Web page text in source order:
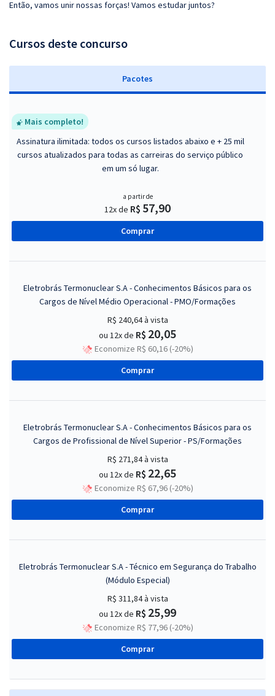
Então, vamos unir nossas forças! Vamos estudar juntos?
Cursos deste concurso
Pacotes
Mais completo!
Assinatura ilimitada: todos os cursos listados abaixo e + 25 mil
cursos atualizados para todas as carreiras do serviço público
em um só lugar.
a partir de
12x de R$ 57,90
Comprar
Eletrobrás Termonuclear S.A - Conhecimentos Básicos para os
Cargos de Nível Médio Operacional - PMO/Formações
R$ 240,64à vista
ou 12x de R$ 20,05
Economize R$ 60,16 (-20%)
Comprar
Eletrobrás Termonuclear S.A - Conhecimentos Básicos para os
Cargos de Profissional de Nível Superior - PS/Formações
R$ 271,84à vista
ou 12x de R$ 22,65
Economize R$ 67,96 (-20%)
Comprar
Eletrobrás Termonuclear S.A - Técnico em Segurança do Trabalho
(Módulo Especial)
R$ 311,84à vista
ou 12x de R$ 25,99
Economize R$ 77,96 (-20%)
Comprar